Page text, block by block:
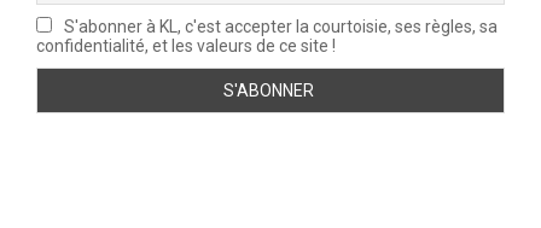
S'abonner à KL, c'est accepter la courtoisie, ses règles, sa
confidentialité, et les valeurs de ce site !